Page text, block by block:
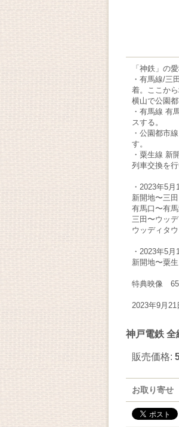
「神鉄」の
・有馬線/三
着。ここか
横山で公園
・有馬線 有
スする。
・公園都市
す。
・粟生線 新
列車交換を
・2023年5
新開地〜三
有馬口〜有
三田〜ウッ
ウッディタ
・2023年5
新開地〜粟
特典映像
2023年9月
神戸電鉄
販売価格:
お取り寄せ